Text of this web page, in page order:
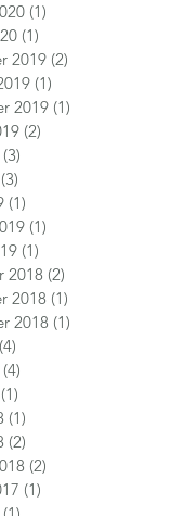
(1)
(1)
2019 (2)
(1)
2019 (1)
(2)
(3)
(3)
(1)
(1)
(1)
2018 (2)
2018 (1)
2018 (1)
(4)
(4)
(1)
(1)
(2)
(2)
(1)